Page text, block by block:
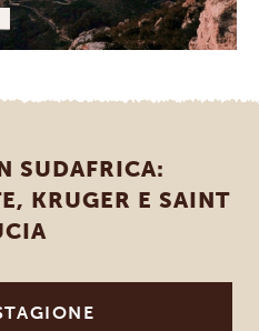
SUDAFRICA:
KRUGER E SAINT